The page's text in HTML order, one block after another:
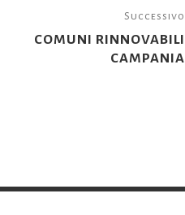
Successivo
COMUNI RINNOVABILI
CAMPANIA